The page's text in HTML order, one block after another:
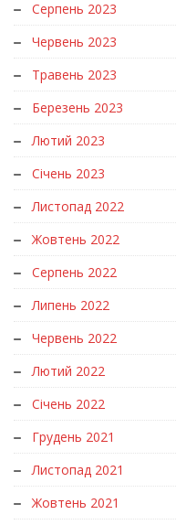
Серпень 2023
Червень 2023
Травень 2023
Березень 2023
Лютий 2023
Січень 2023
Листопад 2022
Жовтень 2022
Серпень 2022
Липень 2022
Червень 2022
Лютий 2022
Січень 2022
Грудень 2021
Листопад 2021
Жовтень 2021